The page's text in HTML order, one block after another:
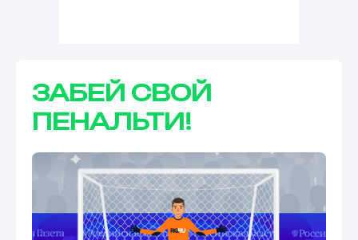
ЗАБЕЙ СВОЙ
ПЕНАЛЬТИ!